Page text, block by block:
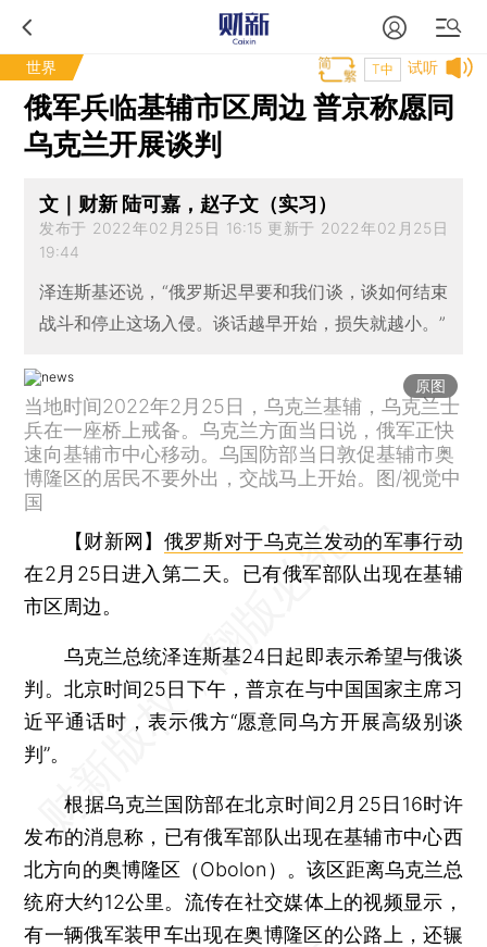
世界 试听
T中
俄军兵临基辅市区周边 普京称愿同
乌克兰开展谈判
文｜财新 陆可嘉，赵子文（实习）
发布于 2022年02月25日 16:15 更新于 2022年02月25日
19:44
泽连斯基还说，“俄罗斯迟早要和我们谈，谈如何结束
战斗和停止这场入侵。谈话越早开始，损失就越小。”
原图
当地时间2022年2月25日，乌克兰基辅，乌克兰士
兵在一座桥上戒备。乌克兰方面当日说，俄军正快
速向基辅市中心移动。乌国防部当日敦促基辅市奥
博隆区的居民不要外出，交战马上开始。图/视觉中
国
【财新网】 俄罗斯对于乌克兰发动的军事行动
在2月25日进入第二天。已有俄军部队出现在基辅
市区周边。
乌克兰总统泽连斯基24日起即表示希望与俄谈
判。北京时间25日下午，普京在与中国国家主席习
近平通话时，表示俄方“愿意同乌方开展高级别谈
判”。
根据乌克兰国防部在北京时间2月25日16时许
发布的消息称，已有俄军部队出现在基辅市中心西
北方向的奥博隆区（Obolon）。该区距离乌克兰总
统府大约12公里。流传在社交媒体上的视频显示，
有一辆俄军装甲车出现在奥博隆区的公路上，还辗